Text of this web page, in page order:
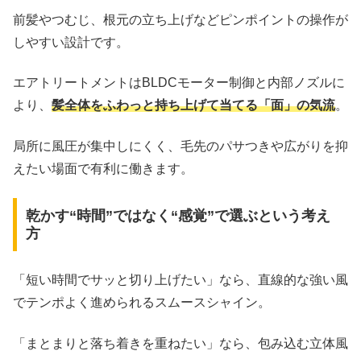
前髪やつむじ、根元の立ち上げなどピンポイントの操作が
しやすい設計です。
エアトリートメントはBLDCモーター制御と内部ノズルに
より、 髪全体をふわっと持ち上げて当てる「面」の気流。
局所に風圧が集中しにくく、毛先のパサつきや広がりを抑
えたい場面で有利に働きます。
乾かす“時間”ではなく“感覚”で選ぶという考え
方
「短い時間でサッと切り上げたい」なら、直線的な強い風
でテンポよく進められるスムースシャイン。
「まとまりと落ち着きを重ねたい」なら、包み込む立体風